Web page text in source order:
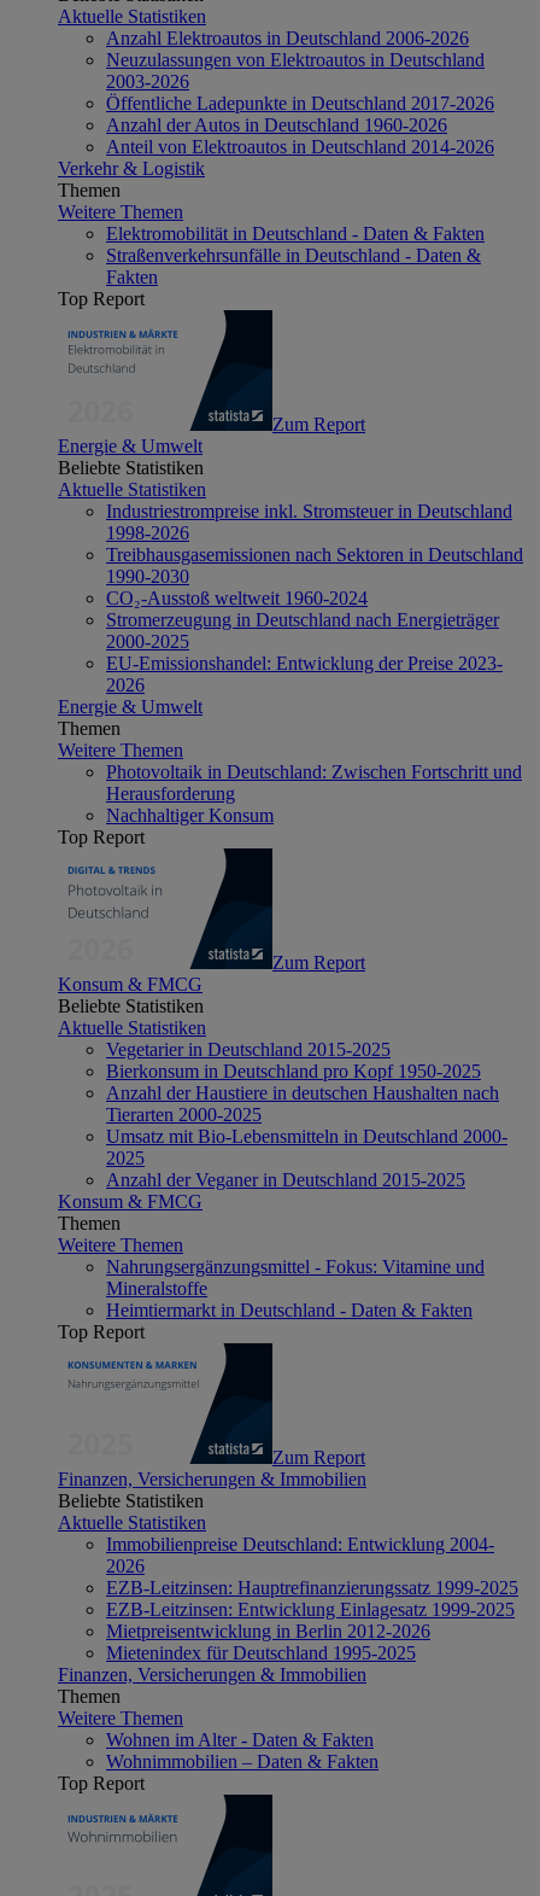
Aktuelle Statistiken
Anzahl Elektroautos in Deutschland 2006-2026
Neuzulassungen von Elektroautos in Deutschland
2003-2026
Öffentliche Ladepunkte in Deutschland 2017-2026
Anzahl der Autos in Deutschland 1960-2026
Anteil von Elektroautos in Deutschland 2014-2026
Verkehr & Logistik
Themen
Weitere Themen
Elektromobilität in Deutschland - Daten & Fakten
Straßenverkehrsunfälle in Deutschland - Daten &
Fakten
Top Report
Zum Report
Energie & Umwelt
Beliebte Statistiken
Aktuelle Statistiken
Industriestrompreise inkl. Stromsteuer in Deutschland
1998-2026
Treibhausgasemissionen nach Sektoren in Deutschland
1990-2030
CO₂-Ausstoß weltweit 1960-2024
Stromerzeugung in Deutschland nach Energieträger
2000-2025
EU-Emissionshandel: Entwicklung der Preise 2023-
2026
Energie & Umwelt
Themen
Weitere Themen
Photovoltaik in Deutschland: Zwischen Fortschritt und
Herausforderung
Nachhaltiger Konsum
Top Report
Zum Report
Konsum & FMCG
Beliebte Statistiken
Aktuelle Statistiken
Vegetarier in Deutschland 2015-2025
Bierkonsum in Deutschland pro Kopf 1950-2025
Anzahl der Haustiere in deutschen Haushalten nach
Tierarten 2000-2025
Umsatz mit Bio-Lebensmitteln in Deutschland 2000-
2025
Anzahl der Veganer in Deutschland 2015-2025
Konsum & FMCG
Themen
Weitere Themen
Nahrungsergänzungsmittel - Fokus: Vitamine und
Mineralstoffe
Heimtiermarkt in Deutschland - Daten & Fakten
Top Report
Zum Report
Finanzen, Versicherungen & Immobilien
Beliebte Statistiken
Aktuelle Statistiken
Immobilienpreise Deutschland: Entwicklung 2004-
2026
EZB-Leitzinsen: Hauptrefinanzierungssatz 1999-2025
EZB-Leitzinsen: Entwicklung Einlagesatz 1999-2025
Mietpreisentwicklung in Berlin 2012-2026
Mietenindex für Deutschland 1995-2025
Finanzen, Versicherungen & Immobilien
Themen
Weitere Themen
Wohnen im Alter - Daten & Fakten
Wohnimmobilien – Daten & Fakten
Top Report